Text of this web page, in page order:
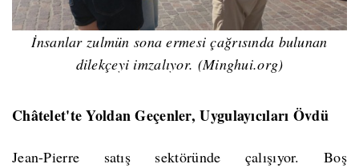
İnsanlar zulmün sona ermesi çağrısında bulunan
dilekçeyi imzalıyor. (Minghui.org)
Châtelet'te Yoldan Geçenler, Uygulayıcıları Övdü
Jean-Pierre satış sektöründe çalışıyor. Boş